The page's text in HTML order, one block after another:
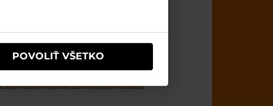
POVOLIŤ VŠETKO